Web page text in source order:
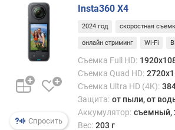
а
г
о
з
а
и
т
к
Спросить
Insta360 X4
2024 год скоростная
онлайн стриминг Wi-Fi
Съемка Full HD:
Съемка Quad HD:
Съемка Ultra HD (4K):
Защита: от пыли, от
Аккумулятор: съемный,
Вес: 203 г